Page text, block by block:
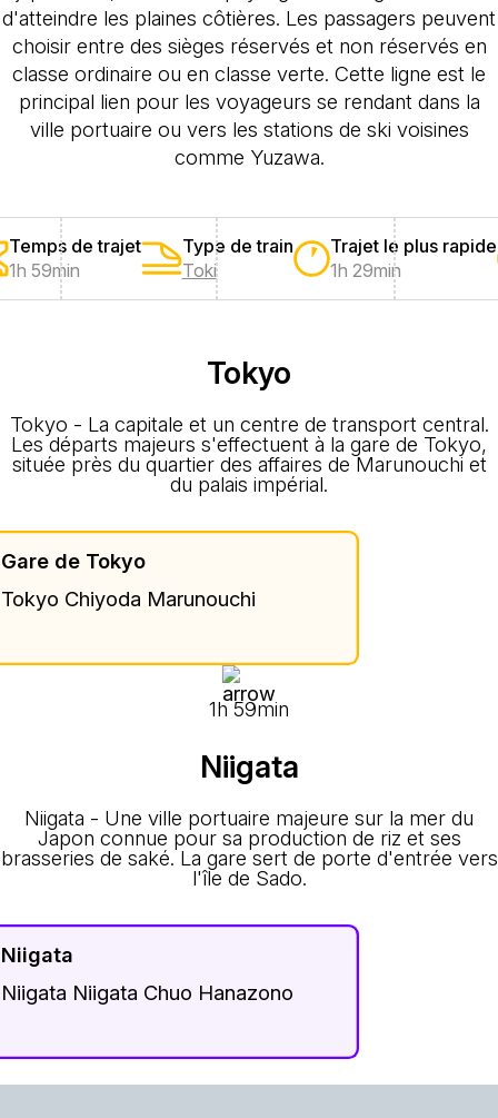
d'atteindre les plaines côtières. Les passagers peuvent
choisir entre des sièges réservés et non réservés en
classe ordinaire ou en classe verte. Cette ligne est le
principal lien pour les voyageurs se rendant dans la
ville portuaire ou vers les stations de ski voisines
comme Yuzawa.
Temps de trajet
1h 59min
Type de train
Toki
Trajet le plus rapide
1h 29min
Tokyo
Tokyo - La capitale et un centre de transport central.
Les départs majeurs s'effectuent à la gare de Tokyo,
située près du quartier des affaires de Marunouchi et
du palais impérial.
Gare de Tokyo
Tokyo Chiyoda Marunouchi
1h 59min
Niigata
Niigata - Une ville portuaire majeure sur la mer du
Japon connue pour sa production de riz et ses
brasseries de saké. La gare sert de porte d'entrée vers
l'île de Sado.
Niigata
Niigata Niigata Chuo Hanazono